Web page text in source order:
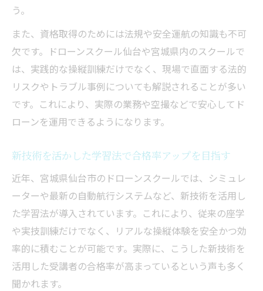
う。
また、資格取得のためには法規や安全運航の知識も不可
欠です。ドローンスクール仙台や宮城県内のスクールで
は、実践的な操縦訓練だけでなく、現場で直面する法的
リスクやトラブル事例についても解説されることが多い
です。これにより、実際の業務や空撮などで安心してド
ローンを運用できるようになります。
新技術を活かした学習法で合格率アップを目指す
近年、宮城県仙台市のドローンスクールでは、シミュレ
ーターや最新の自動航行システムなど、新技術を活用し
た学習法が導入されています。これにより、従来の座学
や実技訓練だけでなく、リアルな操縦体験を安全かつ効
率的に積むことが可能です。実際に、こうした新技術を
活用した受講者の合格率が高まっているという声も多く
聞かれます。